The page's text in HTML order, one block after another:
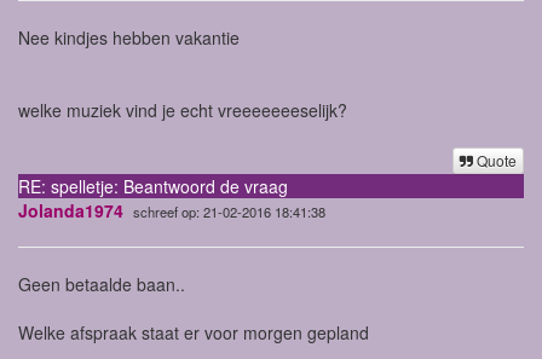
Nee kindjes hebben vakantie
welke muziek vind je echt vreeeeeeeselijk?
Quote
RE: spelletje: Beantwoord de vraag
Jolanda1974 schreef op: 21-02-2016 18:41:38
Geen betaalde baan..
Welke afspraak staat er voor morgen gepland